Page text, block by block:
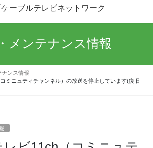
ーブルテレビネットワーク
メンテナンス情報
ナンス情報
ミニュティチャンネル）の放送を停止しています(復旧